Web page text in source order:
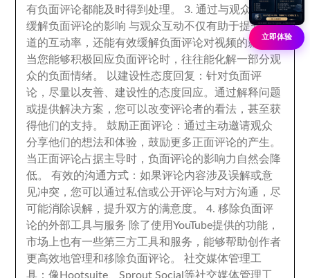
有负面评论都能及时得到处理。 3.通过与观众互动
缓解负面评论的影响 与观众互动不仅有助于提升频
道的互动率 ，还能有效缓解负面评论对视频的影响。
当您能够积极回应负面评论时 ，往往能化解一部分观
众的负面情绪。 以建设性态度回复 ：针对负面评
论 ， 尽量以友善 建设性的态度回应 。通过解释问题
或提供解决方案 ，您可以改变评论者的看法 ，甚至获
得他们的支持。鼓励正面评论 ：通过主动邀请观众
分享他们的想法和体验 ，鼓励更多正面评论的产生。
当正面评论占据主导时 ，负面评论的影响力自然会降
低。有效的沟通方式 ：如果评论内容涉及误解或意
见冲突 ，您可以通过私信或公开评论与对方沟通 ， 尽
可能消除误解 ，提升双方的满意度。 4.移除负面评
论的外部工具与服务 除了使用YouTube提供的功能 ，
市场上也有一些第三方工具和服务 ，能够帮助创作者
更高效地管理和移除负面评论。社交媒体管理工
具 ：像Hootsuite 、Sprout Social等社交媒体管理工
立即体验